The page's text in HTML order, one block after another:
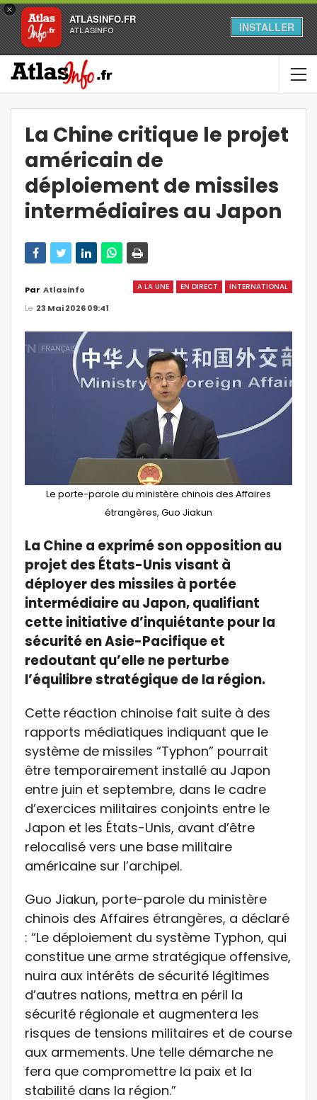
×
ATLASINFO.FR
ATLASINFO INSTALLER
La Chine critique le projet
américain de
déploiement de missiles
intermédiaires au Japon
A LA UNE EN DIRECT INTERNATIONAL
Par Atlasinfo
Le 23 Mai 2026 09:41
Le porte-parole du ministère chinois des Affaires
étrangères, Guo Jiakun
La Chine a exprimé son opposition au
projet des États-Unis visant à
déployer des missiles à portée
intermédiaire au Japon, qualifiant
cette initiative d’inquiétante pour la
sécurité en Asie-Pacifique et
redoutant qu’elle ne perturbe
l’équilibre stratégique de la région.
Cette réaction chinoise fait suite à des
rapports médiatiques indiquant que le
système de missiles “Typhon” pourrait
être temporairement installé au Japon
entre juin et septembre, dans le cadre
d’exercices militaires conjoints entre le
Japon et les États-Unis, avant d’être
relocalisé vers une base militaire
américaine sur l’archipel.
Guo Jiakun, porte-parole du ministère
chinois des Affaires étrangères, a déclaré
: “Le déploiement du système Typhon, qui
constitue une arme stratégique offensive,
nuira aux intérêts de sécurité légitimes
d’autres nations, mettra en péril la
sécurité régionale et augmentera les
risques de tensions militaires et de course
aux armements. Une telle démarche ne
fera que compromettre la paix et la
stabilité dans la région.”